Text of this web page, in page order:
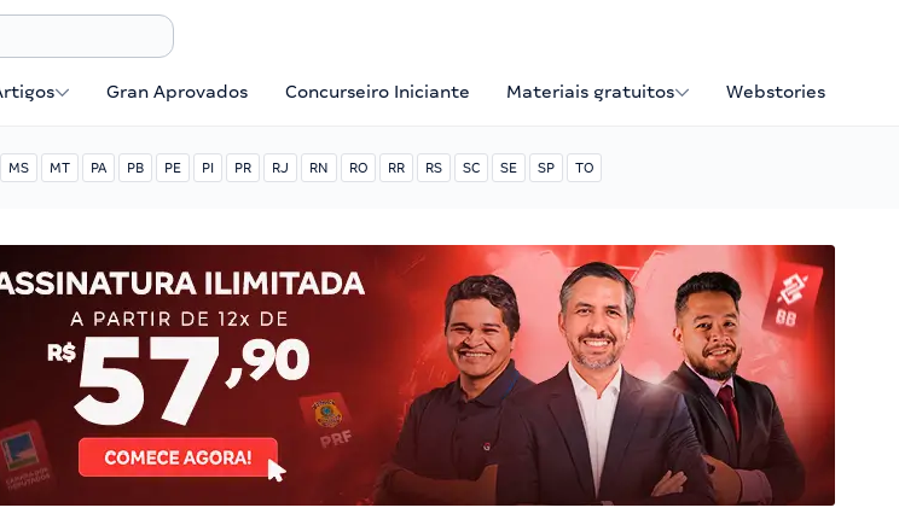
Gran Aprovados Concurseiro Iniciante Materiais gratuitos Webstories
MS MT PA PB PE PI PR RJ RN RO RR RS SC SE SP TO